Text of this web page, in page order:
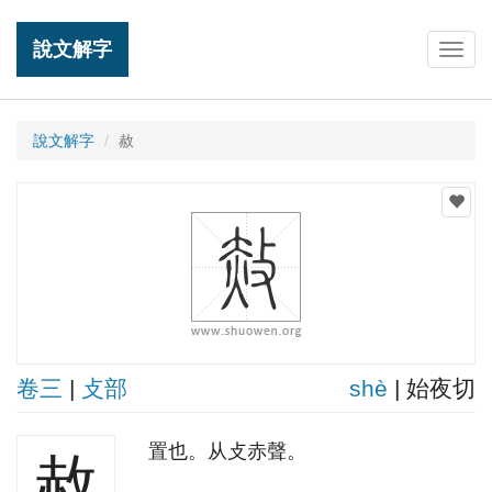
說文解字
說文解字 赦
卷三 | 攴部 shè | 始夜切
置也。从攴赤聲。